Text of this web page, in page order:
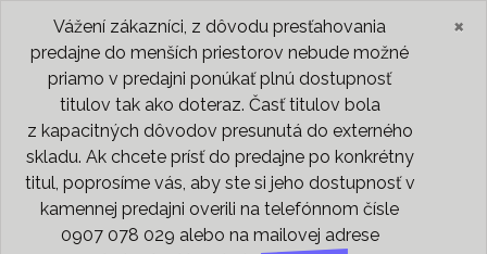
Vážení zákazníci, z dôvodu presťahovania
predajne do menších priestorov nebude možné
priamo v predajni ponúkať plnú dostupnosť
titulov tak ako doteraz. Časť titulov bola
z kapacitných dôvodov presunutá do externého
skladu. Ak chcete prísť do predajne po konkrétny
titul, poprosíme vás, aby ste si jeho dostupnosť v
kamennej predajni overili na telefónnom čísle
0907 078 029 alebo na mailovej adrese
×